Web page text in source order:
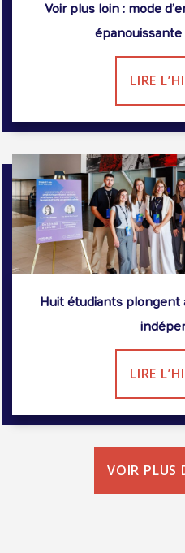
Voir plus loin : mode
LIRE
Huit étudiants plongent
LIRE
VOIR PLUS